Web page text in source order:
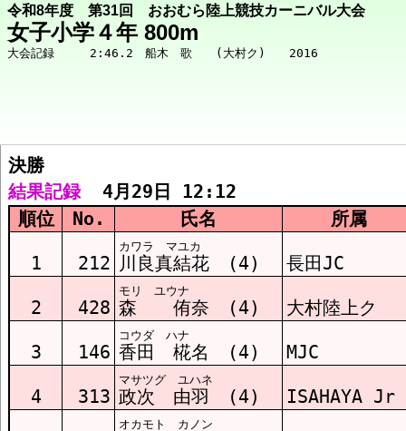
令和8年度 第31回 おおむら陸上競技カーニバル大会
女子小学４年 800m
競技メニューへ
決勝 結果
決勝
結果記録
  4月29日 12:12
順位
No. 氏名 所属
1 212
カワラ マユカ
川良真結花 (4) 長田JC
2 428
モリ ユウナ
森 侑奈 (4) 大村陸上ク
3 146
コウダ ハナ
香田 椛名 (4) MJC
4 313
マサツグ ユハネ
政次 由羽 (4) ISAHAYA Jr
オカモト カノン